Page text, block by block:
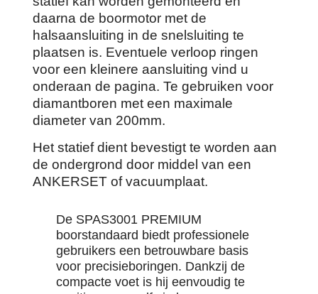
daarna de boormotor met de
halsaansluiting in de snelsluiting te
plaatsen is. Eventuele verloop ringen
voor een kleinere aansluiting vind u
onderaan de pagina. Te gebruiken voor
diamantboren met een maximale
diameter van 200mm.
Het statief dient bevestigt te worden aan
de ondergrond door middel van een
ANKERSET of vacuumplaat.
De SPAS3001 PREMIUM
boorstandaard biedt professionele
gebruikers een betrouwbare basis
voor precisieboringen. Dankzij de
compacte voet is hij eenvoudig te